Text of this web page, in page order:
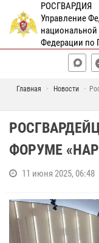
РОСГВАРДИЯ
Управление
национальной
Федерации по
Главная Новости
ФОРУМЕ
11 июня 2025, 06:48